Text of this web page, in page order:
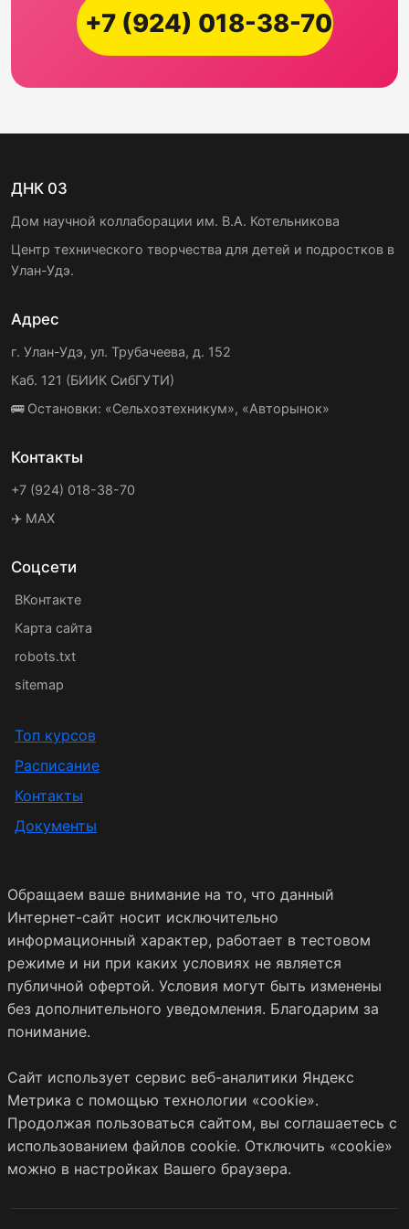
+7 (924) 018-38-70
ДНК 03
Дом научной коллаборации им. В.А. Котельникова
Центр технического творчества для детей и подростков в
Улан-Удэ.
Адрес
г. Улан-Удэ, ул. Трубачеева, д. 152
Каб. 121 (БИИК СибГУТИ)
🚌 Остановки: «Сельхозтехникум», «Авторынок»
Контакты
+7 (924) 018-38-70
✈️ MAX
Соцсети
ВКонтакте
Карта сайта
robots.txt
sitemap
Топ курсов
Расписание
Контакты
Документы
Обращаем ваше внимание на то, что данный
Интернет-сайт носит исключительно
информационный характер, работает в тестовом
режиме и ни при каких условиях не является
публичной офертой. Условия могут быть изменены
без дополнительного уведомления. Благодарим за
понимание.
Сайт использует сервис веб-аналитики Яндекс
Метрика с помощью технологии «cookie».
Продолжая пользоваться сайтом, вы соглашаетесь с
использованием файлов cookie. Отключить «cookie»
можно в настройках Вашего браузера.